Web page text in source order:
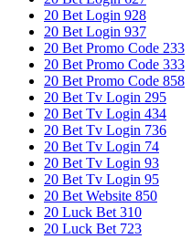
20 Bet Login 928
20 Bet Login 937
20 Bet Promo Code 233
20 Bet Promo Code 333
20 Bet Promo Code 858
20 Bet Tv Login 295
20 Bet Tv Login 434
20 Bet Tv Login 736
20 Bet Tv Login 74
20 Bet Tv Login 93
20 Bet Tv Login 95
20 Bet Website 850
20 Luck Bet 310
20 Luck Bet 723